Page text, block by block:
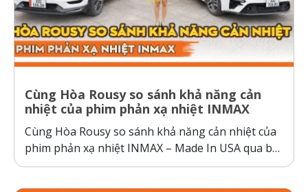
Cùng Hòa Rousy so sánh khả năng cản
nhiệt của phim phản xạ nhiệt INMAX
Cùng Hòa Rousy so sánh khả năng cản nhiệt của
phim phản xạ nhiệt INMAX – Made In USA qua bài
kiểm tra so sánh trực diện đầy thuyết phục.